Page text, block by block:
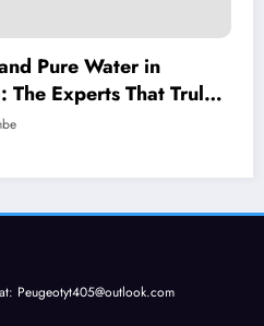
Pure Water in
Experts That Truly
Peugeotyt405@outlook.com